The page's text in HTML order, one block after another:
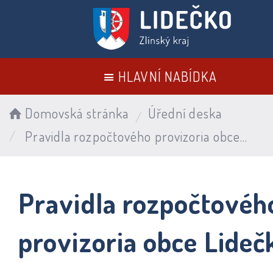
HLAVNÍ NABÍDKA
Domovská stránka
Úřední deska
Pravidla rozpočtového provizoria obce Lidečko od 1. 1. 2026
Pravidla
provizoria obce